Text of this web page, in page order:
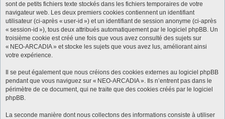
sont de petits fichiers texte stockés dans les fichiers temporaires de votre
navigateur web. Les deux premiers cookies contiennent un identifiant
utilisateur (ci-après « user-id ») et un identifiant de session anonyme (ci-après
« session-id »), tous deux attribués automatiquement par le logiciel phpBB. Un
troisième cookie est créé une fois que vous avez consulté des sujets sur
« NEO-ARCADIA » et stocke les sujets que vous avez lus, améliorant ainsi
votre expérience.
Il se peut également que nous créions des cookies externes au logiciel phpBB
pendant que vous naviguez sur « NEO-ARCADIA ». Ils n’entrent pas dans le
périmètre de ce document, qui ne traite que des cookies créés par le logiciel
phpBB.
La seconde manière dont nous collectons des informations consiste à utiliser